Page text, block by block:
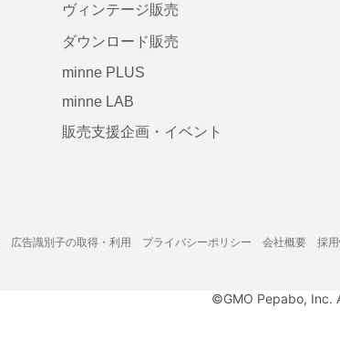
ヴィンテージ販売
ダウンロード販売
minne PLUS
minne LAB
販売支援企画・イベント
広告識別子の取得・利用 プライバシーポリシー 会社概要 採
©GMO Pepabo, Inc.